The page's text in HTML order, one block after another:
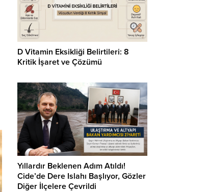
D Vitamin Eksikliği Belirtileri: 8
Kritik İşaret ve Çözümü
Yıllardır Beklenen Adım Atıldı!
Cide’de Dere Islahı Başlıyor, Gözler
Diğer İlçelere Çevrildi